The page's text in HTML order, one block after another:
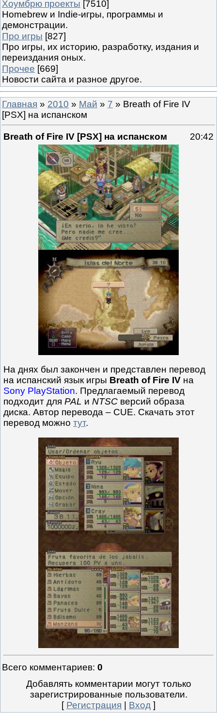
Хоумбрю проекты [7510]
Homebrew и Indie-игры, программы и
демонстрации.
Про игры [827]
Про игры, их историю, разработку, издания и
переиздания оных.
Прочее [669]
Новости сайта и разное другое.
Главная » 2010 » Май » 7 » Breath of Fire IV
[PSX] на испанском
Breath of Fire IV [PSX] на испанском 20:42
На днях был закончен и представлен перевод
на испанский язык игры Breath of Fire IV на
Sony PlayStation. Предлагаемый перевод
подходит для PAL и NTSC версий образа
диска. Автор перевода – CUE. Скачать этот
перевод можно тут.
Всего комментариев: 0
Добавлять комментарии могут только
зарегистрированные пользователи.
[ Регистрация Вход ]